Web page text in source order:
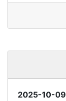
2025-10-09